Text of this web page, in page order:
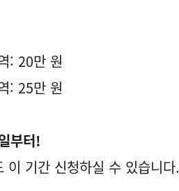
: 20만 원
: 25만 원
부터!
이 기간 신청하실 수 있습니다.